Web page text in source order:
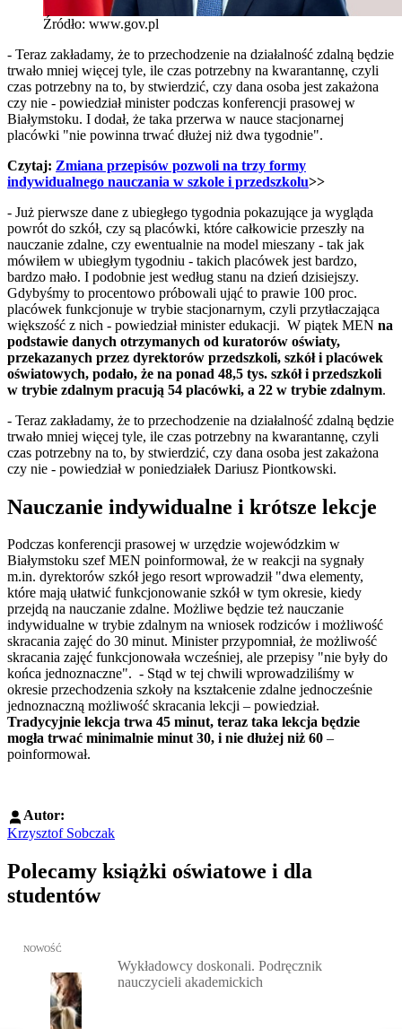
Źródło: www.gov.pl
- Teraz zakładamy, że to przechodzenie na działalność zdalną będzie
trwało mniej więcej tyle, ile czas potrzebny na kwarantannę, czyli
czas potrzebny na to, by stwierdzić, czy dana osoba jest zakażona
czy nie - powiedział minister podczas konferencji prasowej w
Białymstoku. I dodał, że taka przerwa w nauce stacjonarnej
placówki "nie powinna trwać dłużej niż dwa tygodnie".
Czytaj: Zmiana przepisów pozwoli na trzy formy
indywidualnego nauczania w szkole i przedszkolu>>
- Już pierwsze dane z ubiegłego tygodnia pokazujące ja wygląda
powrót do szkół, czy są placówki, które całkowicie przeszły na
nauczanie zdalne, czy ewentualnie na model mieszany - tak jak
mówiłem w ubiegłym tygodniu - takich placówek jest bardzo,
bardzo mało. I podobnie jest według stanu na dzień dzisiejszy.
Gdybyśmy to procentowo próbowali ująć to prawie 100 proc.
placówek funkcjonuje w trybie stacjonarnym, czyli przytłaczająca
większość z nich - powiedział minister edukacji. W piątek MEN na
podstawie danych otrzymanych od kuratorów oświaty,
przekazanych przez dyrektorów przedszkoli, szkół i placówek
oświatowych, podało, że na ponad 48,5 tys. szkół i przedszkoli
w trybie zdalnym pracują 54 placówki, a 22 w trybie zdalnym.
- Teraz zakładamy, że to przechodzenie na działalność zdalną będzie
trwało mniej więcej tyle, ile czas potrzebny na kwarantannę, czyli
czas potrzebny na to, by stwierdzić, czy dana osoba jest zakażona
czy nie - powiedział w poniedziałek Dariusz Piontkowski.
Nauczanie indywidualne i krótsze lekcje
Podczas konferencji prasowej w urzędzie wojewódzkim w
Białymstoku szef MEN poinformował, że w reakcji na sygnały
m.in. dyrektorów szkół jego resort wprowadził "dwa elementy,
które mają ułatwić funkcjonowanie szkół w tym okresie, kiedy
przejdą na nauczanie zdalne. Możliwe będzie też nauczanie
indywidualne w trybie zdalnym na wniosek rodziców i możliwość
skracania zajęć do 30 minut. Minister przypomniał, że możliwość
skracania zajęć funkcjonowała wcześniej, ale przepisy "nie były do
końca jednoznaczne". - Stąd w tej chwili wprowadziliśmy w
okresie przechodzenia szkoły na kształcenie zdalne jednocześnie
jednoznaczną możliwość skracania lekcji – powiedział.
Tradycyjnie lekcja trwa 45 minut, teraz taka lekcja będzie
mogła trwać minimalnie minut 30, i nie dłużej niż 60 –
poinformował.
Autor:
Krzysztof Sobczak
Polecamy książki oświatowe i dla
studentów
Przejdź do: Wykładowcy doskonali. Podręcznik nauczycieli
NOWOŚĆ
Wykładowcy doskonali. Podręcznik
nauczycieli akademickich